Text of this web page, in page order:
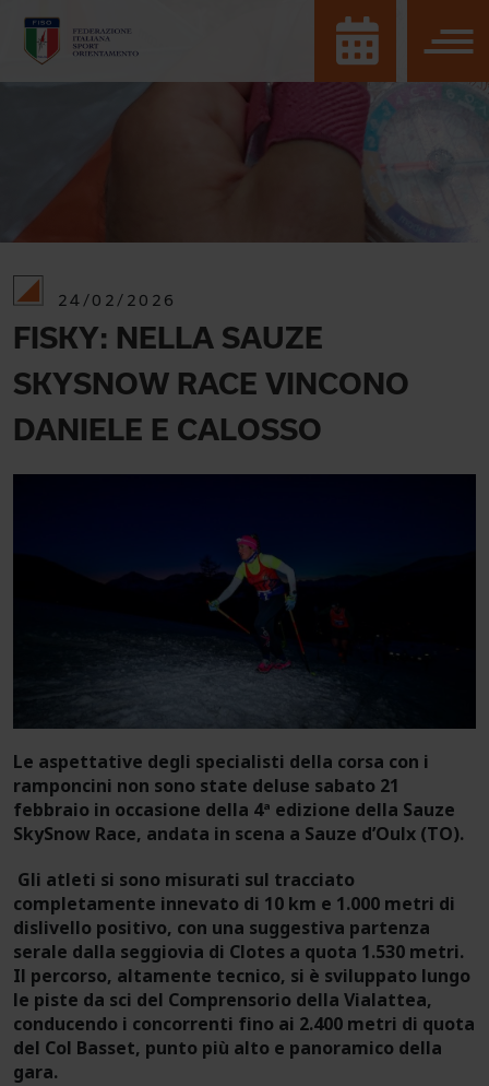
24/02/2026
FISKY: NELLA SAUZE
SKYSNOW RACE VINCONO
DANIELE E CALOSSO
Le aspettative degli specialisti della corsa con i
ramponcini non sono state deluse sabato 21
febbraio in occasione della 4ª edizione della Sauze
SkySnow Race, andata in scena a Sauze d’Oulx (TO).
Gli atleti si sono misurati sul tracciato
completamente innevato di 10 km e 1.000 metri di
dislivello positivo, con una suggestiva partenza
serale dalla seggiovia di Clotes a quota 1.530 metri.
Il percorso, altamente tecnico, si è sviluppato lungo
le piste da sci del Comprensorio della Vialattea,
conducendo i concorrenti fino ai 2.400 metri di quota
del Col Basset, punto più alto e panoramico della
gara.